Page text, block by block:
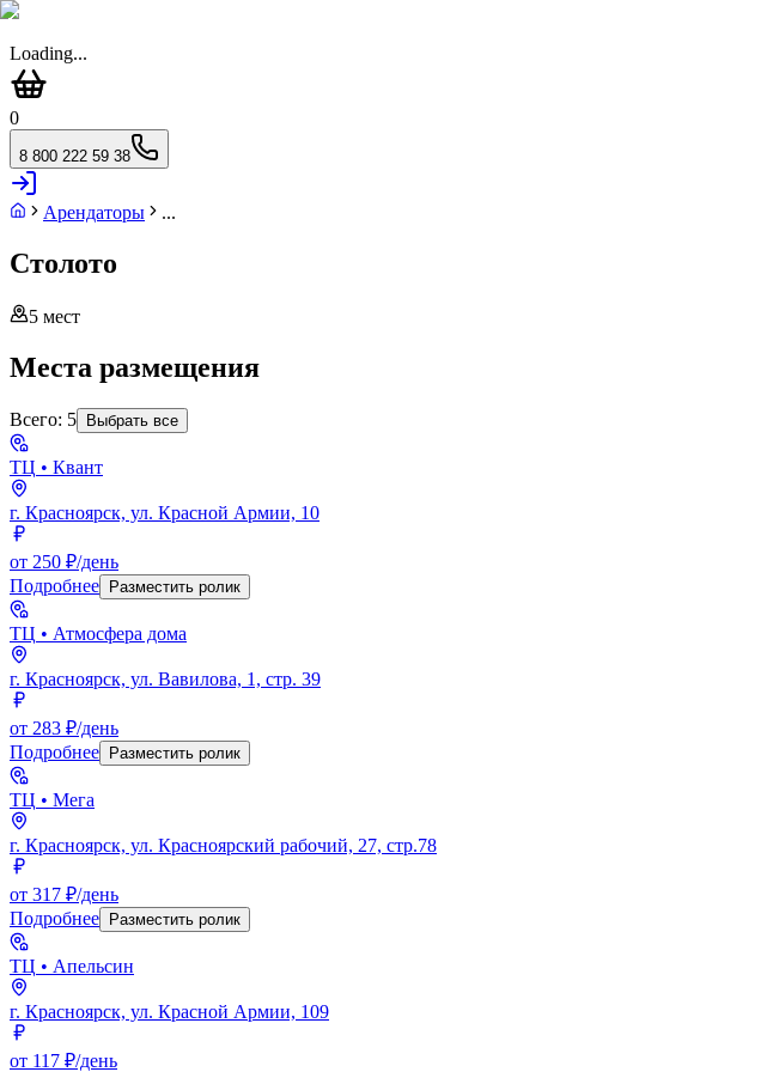
Loading...
0
8 800 222 59 38
Арендаторы ...
Столото
5 мест
Места размещения
Всего: 5 Выбрать все
ТЦ • Квант
г. Красноярск, ул. Красной Армии, 10
от 250 ₽/день
Подробнее Разместить ролик
ТЦ • Атмосфера дома
г. Красноярск, ул. Вавилова, 1, стр. 39
от 283 ₽/день
Подробнее Разместить ролик
ТЦ • Мега
г. Красноярск, ул. Красноярский рабочий, 27, стр.78
от 317 ₽/день
Подробнее Разместить ролик
ТЦ • Апельсин
г. Красноярск, ул. Красной Армии, 109
от 117 ₽/день